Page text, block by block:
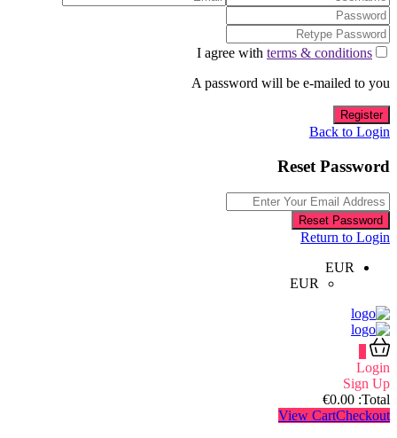
I agree with terms & conditions
A password will be e-mailed to you
Register
Back to Login
Reset Password
Reset Password
Return to Login
EUR
EUR
Login
Sign Up
Total:
€0.00
View CartCheckout